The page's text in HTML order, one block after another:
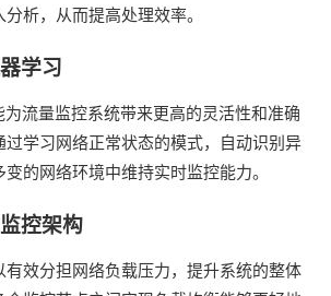
析，从而提高处理效率。
学习
流量监控系统带来更高的灵活性和准确
学习网络正常状态的模式，自动识别异
的网络环境中维持实时监控能力。
控架构
有效分担网络负载压力，提升系统的整体